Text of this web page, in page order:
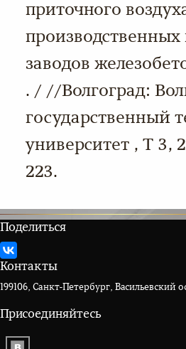
приточного
заводов
. / //Волгоград:
государственный
университет , Т 3,
223.
Поделиться
Контакты
199106, Санкт-Петербург, Васильевский
Присоединяйтесь